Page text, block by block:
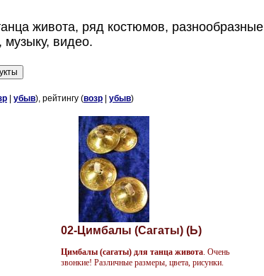
живота, ряд костюмов, разнообразные
музыку, видео.
убыв), рейтингу (возр убыв)
02-Цимбалы (Сагаты) (Ь)
Цимбалы (сагаты) для танца живота. Очень
звонкие! Различные размеры, цвета, рисунки.